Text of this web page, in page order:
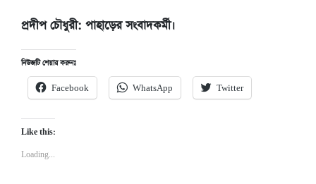
প্রদীপ চৌধুরী: পাহাড়ের সংবাদকর্মী।
নিউজটি শেয়ার করুনঃ
Facebook WhatsApp Twitter
Like this:
Loading...